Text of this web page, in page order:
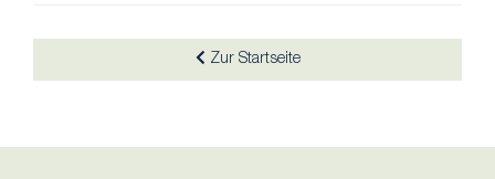
Zur Startseite